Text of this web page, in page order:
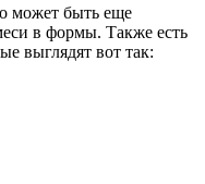
может быть еще
в формы. Также есть
выглядят вот так: